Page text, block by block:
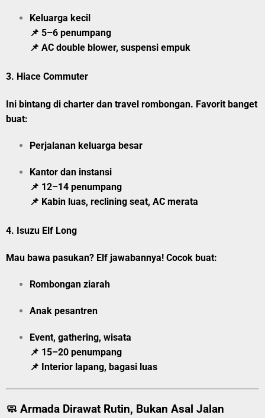
Keluarga kecil
📌 5–6 penumpang
📌 AC double blower, suspensi empuk
3. Hiace Commuter
Ini bintang di charter dan travel rombongan. Favorit banget
buat:
Perjalanan keluarga besar
Kantor dan instansi
📌 12–14 penumpang
📌 Kabin luas, reclining seat, AC merata
4. Isuzu Elf Long
Mau bawa pasukan? Elf jawabannya! Cocok buat:
Rombongan ziarah
Anak pesantren
Event, gathering, wisata
📌 15–20 penumpang
📌 Interior lapang, bagasi luas
🧼 Armada Dirawat Rutin, Bukan Asal Jalan